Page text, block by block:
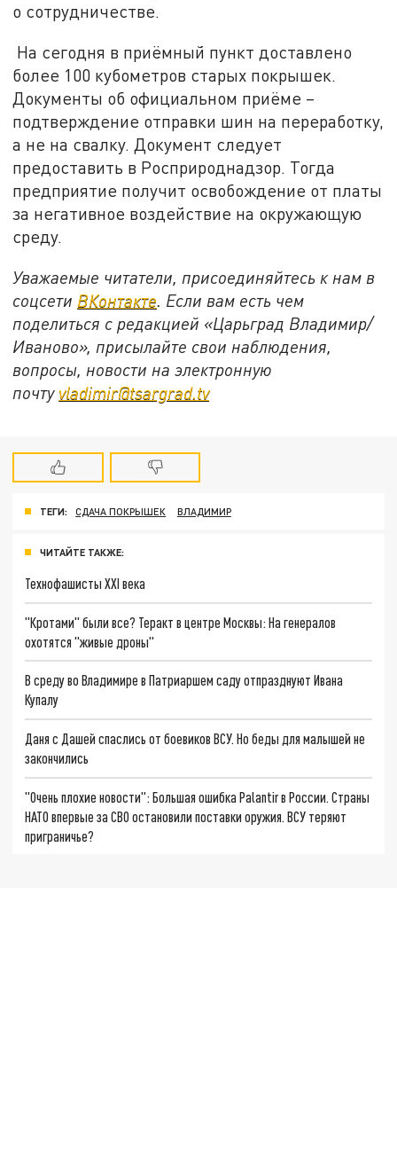
о сотрудничестве.
На сегодня в приёмный пункт доставлено
более 100 кубометров старых покрышек.
Документы об официальном приёме –
подтверждение отправки шин на переработку,
а не на свалку. Документ следует
предоставить в Росприроднадзор. Тогда
предприятие получит освобождение от платы
за негативное воздействие на окружающую
среду.
Уважаемые читатели, присоединяйтесь к нам в
соцсети ВКонтакте . Если вам есть чем
поделиться с редакцией «Царьград Владимир/
Иваново», присылайте свои наблюдения,
вопросы, новости на электронную
почту vladimir@tsargrad.tv
ТЕГИ: СДАЧА ПОКРЫШЕК ВЛАДИМИР
ЧИТАЙТЕ ТАКЖЕ:
Технофашисты XXI века
"Кротами" были все? Теракт в центре Москвы: На генералов
охотятся "живые дроны"
В среду во Владимире в Патриаршем саду отпразднуют Ивана
Купалу
Даня с Дашей спаслись от боевиков ВСУ. Но беды для малышей не
закончились
"Очень плохие новости": Большая ошибка Palantir в России. Страны
НАТО впервые за СВО остановили поставки оружия. ВСУ теряют
приграничье?